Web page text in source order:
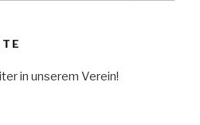
in unserem Verein!